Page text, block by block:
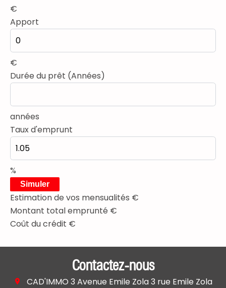
€
Apport
€
Durée du prêt (Années)
années
Taux d'emprunt
%
Simuler
Estimation de vos mensualités €
Montant total emprunté €
Coût du crédit €
Contactez-nous
CAD'IMMO 3 Avenue Emile Zola 3 rue Emile Zola